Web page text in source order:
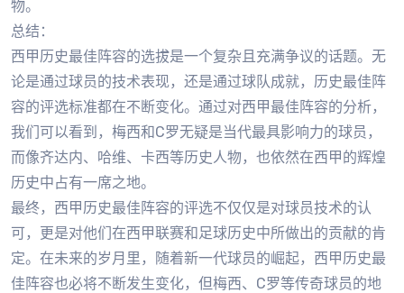
物。
总结：
西甲历史最佳阵容的选拔是一个复杂且充满争议的话题。无
论是通过球员的技术表现，还是通过球队成就，历史最佳阵
容的评选标准都在不断变化。通过对西甲最佳阵容的分析，
我们可以看到，梅西和C罗无疑是当代最具影响力的球员，
而像齐达内、哈维、卡西等历史人物，也依然在西甲的辉煌
历史中占有一席之地。
最终，西甲历史最佳阵容的评选不仅仅是对球员技术的认
可，更是对他们在西甲联赛和足球历史中所做出的贡献的肯
定。在未来的岁月里，随着新一代球员的崛起，西甲历史最
佳阵容也必将不断发生变化，但梅西、C罗等传奇球员的地